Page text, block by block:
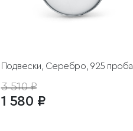
Подвески, Серебро, 925 проба
3 510 ₽
1 580 ₽